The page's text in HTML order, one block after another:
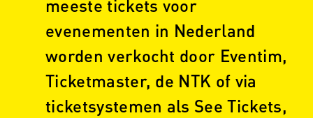
meeste tickets voor
evenementen in Nederland
worden verkocht door Eventim,
Ticketmaster, de NTK of via
ticketsystemen als See Tickets,